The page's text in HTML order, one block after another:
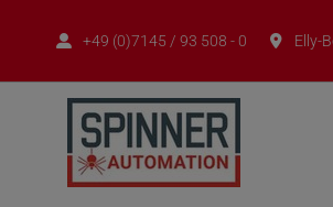
+49 (0)7145 / 93 508 - 0 Elly-